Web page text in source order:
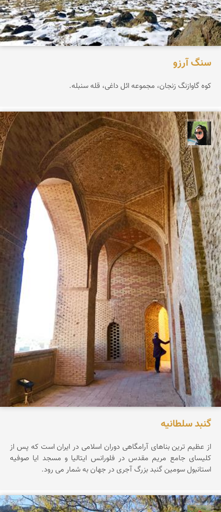
سنگ آرزو
کوه گاوازنگ زنجان، مجموعه ائل داغی، قله سنبله.
سپیده اصلان
گنبد سلطانیه
از عظیم ترین بناهای آرامگاهی دوران اسلامی در ایران است که پس از
کلیسای جامع مریم مقدس در فلورانس ایتالیا و مسجد ایا صوفیه
استانبول سومین گنبد بزرگ آجری در جهان به شمار می رود.